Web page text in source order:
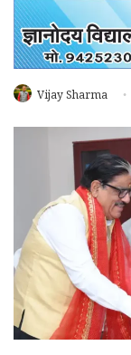
Vijay Sharma